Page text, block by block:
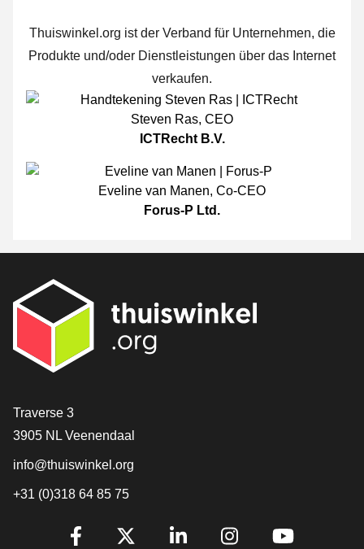
Thuiswinkel.org ist der Verband für Unternehmen, die
Produkte und/oder Dienstleistungen über das Internet
verkaufen.
Steven Ras, CEO
ICTRecht B.V.
Eveline van Manen, Co-CEO
Forus-P Ltd.
[_General:Contact]
Traverse 3
3905 NL Veenendaal
info@thuiswinkel.org
+31 (0)318 64 85 75
[_General:SocialMediaTitle]